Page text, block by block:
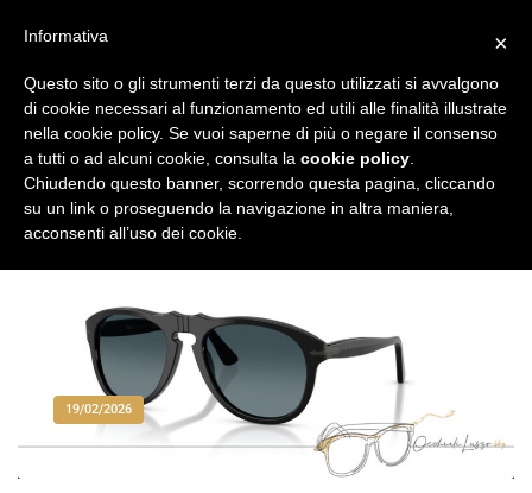
19/02/2026
×
Informativa
Questo sito o gli strumenti terzi da questo utilizzati si avvalgono
di cookie necessari al funzionamento ed utili alle finalità illustrate
nella cookie policy. Se vuoi saperne di più o negare il consenso
a tutti o ad alcuni cookie, consulta la cookie policy
Chiudendo questo banner, scorrendo questa pagina, cliccando
su un link o proseguendo la navigazione in altra maniera,
acconsenti all’uso dei cookie.